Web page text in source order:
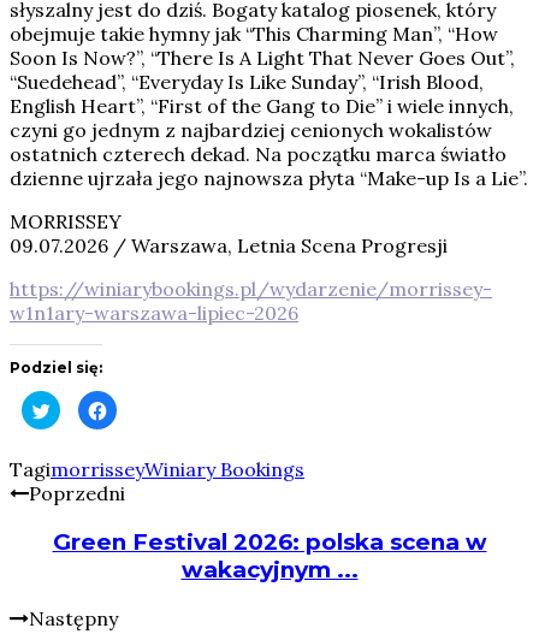
słyszalny jest do dziś. Bogaty katalog piosenek, który
obejmuje takie hymny jak “This Charming Man”, “How
Soon Is Now?”, “There Is A Light That Never Goes Out”,
“Suedehead”, “Everyday Is Like Sunday”, “Irish Blood,
English Heart”, “First of the Gang to Die” i wiele innych,
czyni go jednym z najbardziej cenionych wokalistów
ostatnich czterech dekad. Na początku marca światło
dzienne ujrzała jego najnowsza płyta “Make-up Is a Lie”.
MORRISSEY
09.07.2026 / Warszawa, Letnia Scena Progresji
https://winiarybookings.pl/wydarzenie/morrissey-
w1n1ary-warszawa-lipiec-2026
Podziel się:
Click
to
share
Twitter
(Opens
in
new
Click
to
Facebook
(Opens
in
new
TagimorrisseyWiniary Bookings
Poprzedni
Green Festival 2026: polska scena w
wakacyjnym ...
Następny